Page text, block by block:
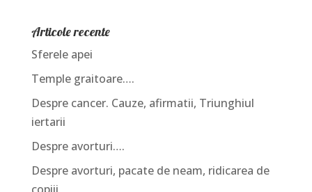
Articole recente
Sferele apei
Temple graitoare….
Despre cancer. Cauze, afirmatii, Triunghiul
iertarii
Despre avorturi….
Despre avorturi, pacate de neam, ridicarea de